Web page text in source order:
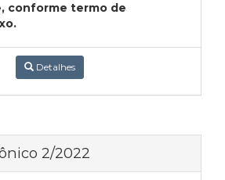
conforme termo de
Detalhes
2/2022